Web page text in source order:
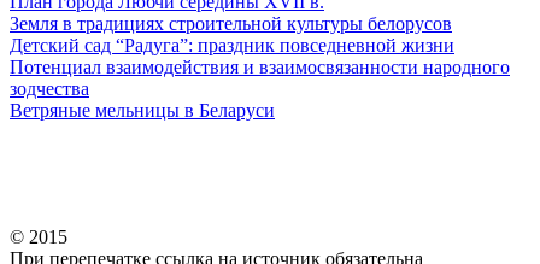
Земля в традициях строительной культуры белорусов
Детский сад “Радуга”: праздник повседневной жизни
Потенциал взаимодействия и взаимосвязанности народного
зодчества
Ветряные мельницы в Беларуси
© 2015
При перепечатке ссылка на источник обязательна